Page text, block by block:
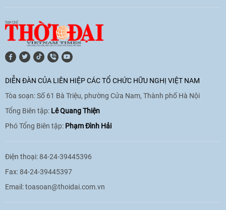
[Video] Lào dành ưu tiên hàng đầu cho
quan hệ với Việt Nam
11:01 |09/06/2026
[Video] Doanh nghiệp Hoa Kỳ hỗ trợ
Việt Nam xác định danh tính người mất
tích trong chiến tranh
DIỄN ĐÀN CỦA LIÊN HIỆP CÁC TỔ CHỨC HỮU NGHỊ VIỆT NAM
Tòa soạn: Số 61 Bà Triệu, phường Cửa Nam, Thành phố Hà Nội
Tổng Biên tập: Lê Quang Thiện
Phó Tổng Biên tập: Phạm Đình Hải
Điện thoại: 84-24-39445396
Fax: 84-24-39445397
Email:toasoan@thoidai.com.vn